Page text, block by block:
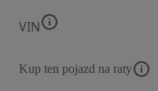
VIN
Kup ten pojazd na raty